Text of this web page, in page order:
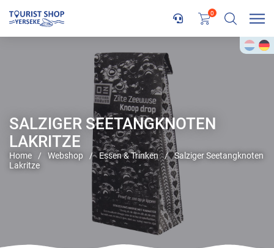
0
SALZIGER SEETANGKNOTEN
LAKRITZE
Home / Webshop / Essen & Trinken /
Salziger Seetangknoten
Lakritze